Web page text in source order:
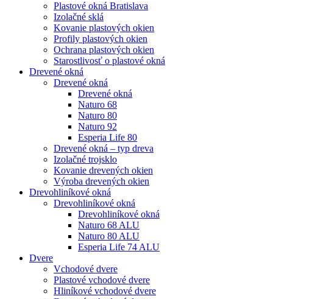
Plastové okná Bratislava
Izolačné sklá
Kovanie plastových okien
Profily plastových okien
Ochrana plastových okien
Starostlivosť o plastové okná
Drevené okná
Drevené okná
Drevené okná
Naturo 68
Naturo 80
Naturo 92
Esperia Life 80
Drevené okná – typ dreva
Izolačné trojsklo
Kovanie drevených okien
Výroba drevených okien
Drevohliníkové okná
Drevohliníkové okná
Drevohliníkové okná
Naturo 68 ALU
Naturo 80 ALU
Esperia Life 74 ALU
Dvere
Vchodové dvere
Plastové vchodové dvere
Hliníkové vchodové dvere